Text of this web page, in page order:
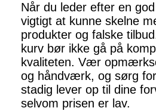
Når du leder efter en
vigtigt at kunne skelne
produkter og falske
kurv bør ikke gå på
kvaliteten. Vær
og håndværk, og sørg
stadig lever op til dine
selvom prisen er lav.